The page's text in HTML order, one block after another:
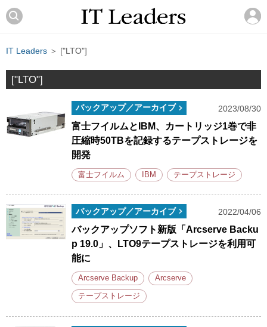
IT Leaders ＞ ["LTO"]
["LTO"]
バックアップ／アーカイブ 2023/08/30
富士フイルムとIBM、カートリッジ1巻で非
圧縮時50TBを記録するテープストレージを
開発
富士フイルム IBM テープストレージ
バックアップ／アーカイブ 2022/04/06
バックアップソフト新版「Arcserve Backu
p 19.0」、LTO9テープストレージを利用可
能に
Arcserve Backup Arcserve
テープストレージ